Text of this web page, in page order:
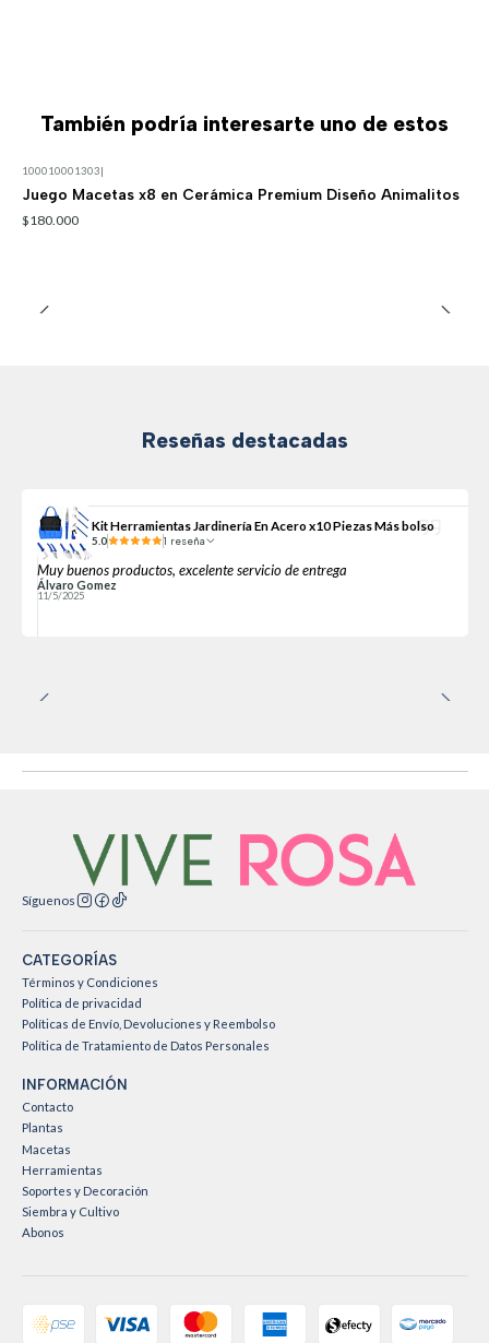
También podría interesarte uno de estos
100010001303|
Juego Macetas x8 en Cerámica Premium Diseño Animalitos
$180.000
Reseñas destacadas
Kit Herramientas Jardinería En Acero x10 Piezas Más bolso
5.0 1 reseña
Muy buenos productos, excelente servicio de entrega
Álvaro Gomez
11/5/2025
Síguenos
CATEGORÍAS
Términos y Condiciones
Política de privacidad
Políticas de Envío, Devoluciones y Reembolso
Política de Tratamiento de Datos Personales
INFORMACIÓN
Contacto
Plantas
Macetas
Herramientas
Soportes y Decoración
Siembra y Cultivo
Abonos